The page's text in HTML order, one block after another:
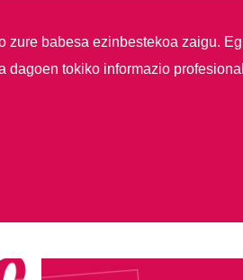
zure babesa ezinbestekoa zaigu.
dagoen tokiko informazio